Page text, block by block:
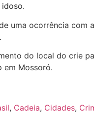
uma ocorrência com
do local do crie
em Mossoró.
, Cadeia, Cidades,